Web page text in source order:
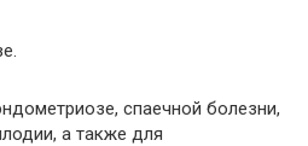
спаечной болезни,
а также для